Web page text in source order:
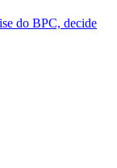
do BPC, decide